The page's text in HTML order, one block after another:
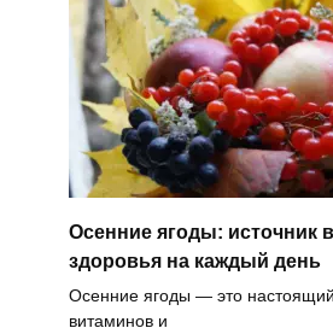
Осенние ягоды: источник
здоровья на каждый день
Осенние ягоды — это настоящий
витаминов и